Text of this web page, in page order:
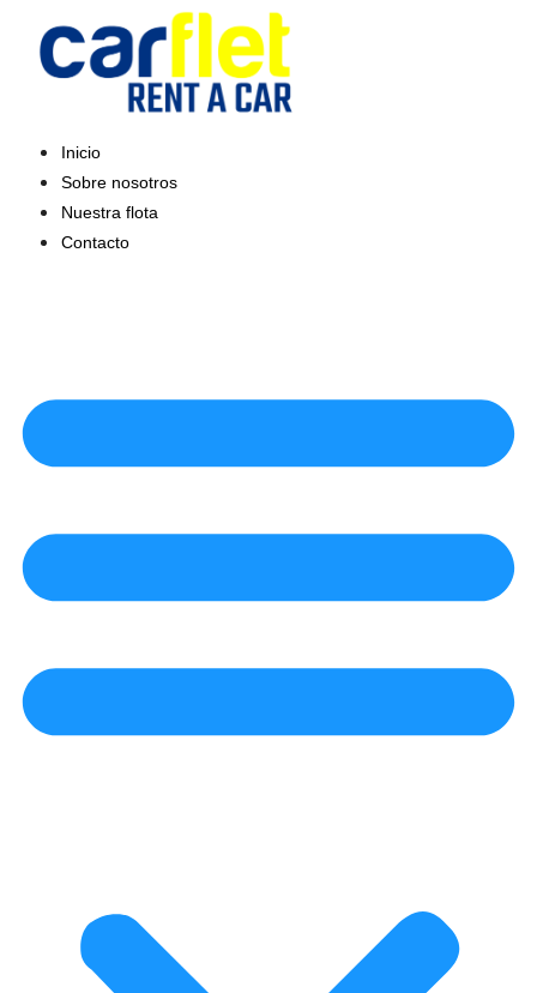
contenido
Inicio
Sobre nosotros
Nuestra flota
Contacto